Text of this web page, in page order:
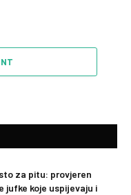
za pitu: provjeren
jufke koje uspijevaju i